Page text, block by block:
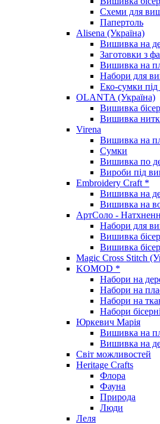
Схеми для
Папертоль
Alisena (Україна)
Вишивка на
Заготовки з
Вишивка на
Набори для
Еко-сумки
OLANTA (Україна)
Вишивка
Вишивка
Virena
Вишивка на
Сумки
Вишивка по
Вироби під
Embroidery Craft *
Вишивка на
Вишивка на
АртСоло -
Набори для
Вишивка
Вишивка
Magic Cross Stitch
KOMOD *
Набори на
Набори на
Набори на
Набори бісерні
Юркевич Марія
Вишивка на
Вишивка на
Світ можливостей
Heritage Crafts
Флора
Фауна
Природа
Люди
Леля